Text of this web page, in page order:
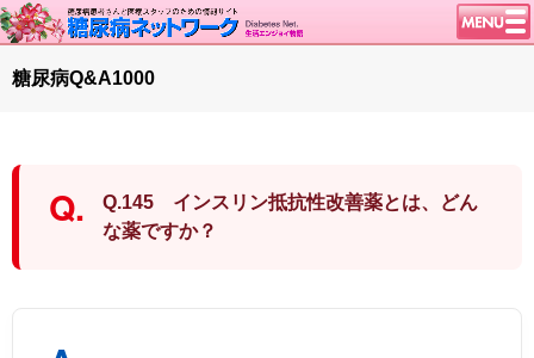
トップページ
糖尿病のきほん
特集・連載
糖尿病Q&A1000
Q.145 インスリン抵抗性改善薬とは、どん
な薬ですか？